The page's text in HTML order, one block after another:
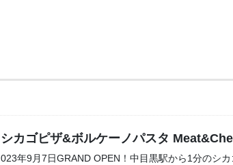
シカゴピザ&ボルケーノパスタ
023年9月7日GRAND OPEN！中目黒駅から1分のシ